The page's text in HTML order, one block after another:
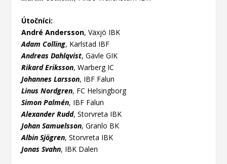
Útočníci:
André Andersson, Växjö IBK
Adam Colling, Karlstad IBF
Andreas Dahlqvist, Gävle GIK
Rikard Eriksson, Warberg IC
Johannes Larsson, IBF Falun
Linus Nordgren, FC Helsingborg
Simon Palmén, IBF Falun
Alexander Rudd, Storvreta IBK
Johan Samuelsson, Granlo BK
Albin Sjögren, Storvreta IBK
Jonas Svahn, IBK Dalen